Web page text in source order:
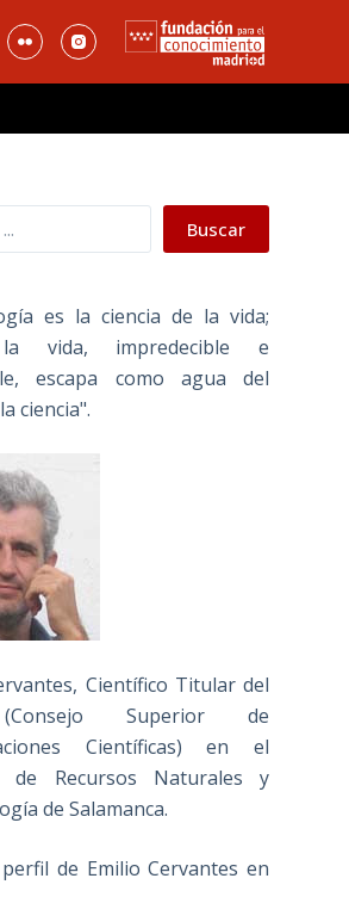
Buscar
es la ciencia de la vida;
vida, impredecible e
escapa como agua del
ciencia".
Científico Titular del
Superior de
Científicas) en el
de Recursos Naturales y
de Salamanca.